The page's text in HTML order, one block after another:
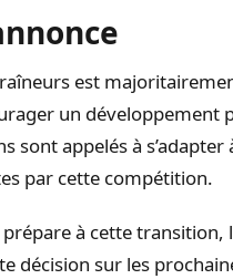
est
un développement
sont appelés à
par cette compétition.
à cette transition,
décision sur les